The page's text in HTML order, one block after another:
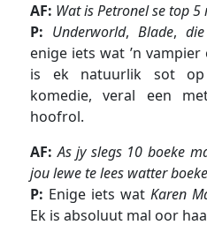
AF: Wat is Petronel se top 5
P: Underworld,Blade,
enige iets wat ’n
is ek natuurlik sot op
komedie, veral een
hoofrol.
AF: As jy slegs 10 boeke
jou lewe te lees watter
P: Enige iets wat Karen
Ek is absoluut mal oor